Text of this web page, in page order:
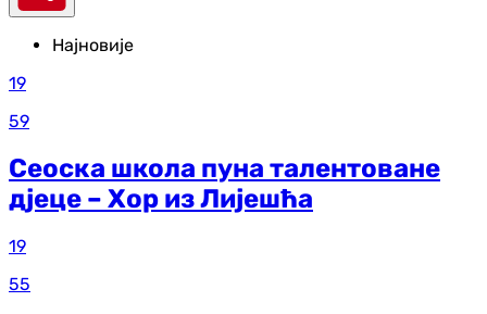
Најновије
19
59
Сеоска школа пуна талентоване
дјеце – Хор из Лијешћа
19
55